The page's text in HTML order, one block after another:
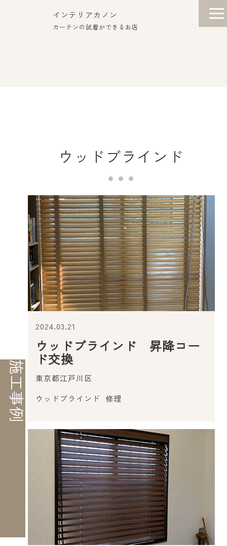
インテリアカノン
カーテンの試着ができるお店
施工事例
ウッドブラインド
ウッドブラインド 昇降コー
ド交換
2024.03.21
東京都江戸川区
ウッドブラインド
修理